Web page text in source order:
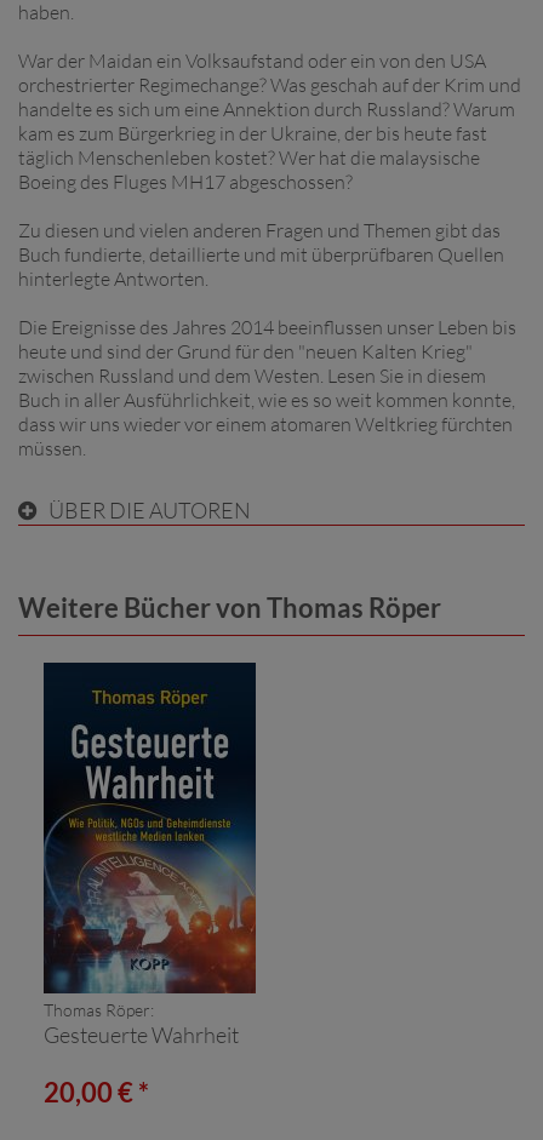
haben.
War der Maidan ein Volksaufstand oder ein von den USA
orchestrierter Regimechange? Was geschah auf der Krim und
handelte es sich um eine Annektion durch Russland? Warum
kam es zum Bürgerkrieg in der Ukraine, der bis heute fast
täglich Menschenleben kostet? Wer hat die malaysische
Boeing des Fluges MH17 abgeschossen?
Zu diesen und vielen anderen Fragen und Themen gibt das
Buch fundierte, detaillierte und mit überprüfbaren Quellen
hinterlegte Antworten.
Die Ereignisse des Jahres 2014 beeinflussen unser Leben bis
heute und sind der Grund für den "neuen Kalten Krieg"
zwischen Russland und dem Westen. Lesen Sie in diesem
Buch in aller Ausführlichkeit, wie es so weit kommen konnte,
dass wir uns wieder vor einem atomaren Weltkrieg fürchten
müssen.
ÜBER DIE AUTOREN
Weitere Bücher von Thomas Röper
Thomas Röper:
Gesteuerte Wahrheit
20,00 € *